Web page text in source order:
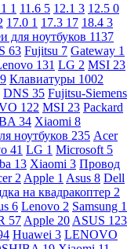
1 11.6 5 12.1 3 12.5 0
17.0 1 17.3 17 18.4 3
для ноутбуков 1137
63 Fujitsu 7 Gateway 1
131 LG 2 MSI 23
9 Клавиатуры 1002
DNS 35 Fujitsu-Siemens
122 MSI 23 Packard
34 Xiaomi 8
ноутбуков 235 Acer
41 LG 1 Microsoft 5
13 Xiaomi 3 Провод
2 Apple 1 Asus 8 Dell
на квадракоптер 2
6 Lenovo 2 Samsung 1
57 Apple 20 ASUS 123
Huawei 3 LENOVO